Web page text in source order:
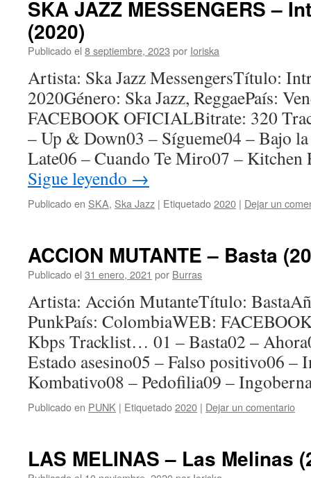
SKA JAZZ MESSENGERS –
(2020)
Publicado el 8 septiembre, 2023 por Ioriska
Artista: Ska Jazz MessengersTítulo:
2020Género: Ska Jazz, ReggaePaís:
FACEBOOK OFICIALBitrate: 320
– Up & Down03 – Sígueme04 – Bajo
Late06 – Cuando Te Miro07 –
Sigue leyendo →
Publicado en SKA, Ska Jazz | Etiquetado2020 | Dejar un
ACCION MUTANTE – Basta
Publicado el 31 enero, 2021 por Burras
Artista: Acción MutanteTítulo:
PunkPaís: ColombiaWEB:
Kbps Tracklist… 01 – Basta02 –
Estado asesino05 – Falso positivo06 –
Kombativo08 – Pedofilia09 –
Publicado en PUNK | Etiquetado2020 | Dejar un comentario
LAS MELINAS – Las Melinas